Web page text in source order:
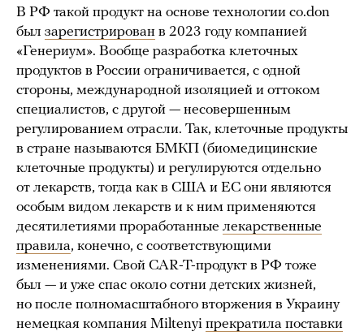
В РФ такой продукт на основе технологии co.don
был зарегистрирован в 2023 году компанией
«Генериум». Вообще разработка клеточных
продуктов в России ограничивается, с одной
стороны, международной изоляцией и оттоком
специалистов, с другой — несовершенным
регулированием отрасли. Так, клеточные продукты
в стране называются БМКП (биомедицинские
клеточные продукты) и регулируются отдельно
от лекарств, тогда как в США и ЕС они являются
особым видом лекарств и к ним применяются
десятилетиями проработанные лекарственные
правила, конечно, с соответствующими
изменениями. Свой CAR-T-продукт в РФ тоже
был — и уже спас около сотни детских жизней,
но после полномасштабного вторжения в Украину
немецкая компания Miltenyi прекратила поставки